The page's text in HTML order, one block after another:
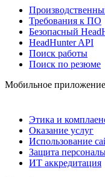
Требования к ПО
Безопасный
HeadHunter API
Поиск работы
Поиск по резюме
Мобильное приложение
Этика и
Оказание услуг
Использование
Защита
ИТ аккредитация